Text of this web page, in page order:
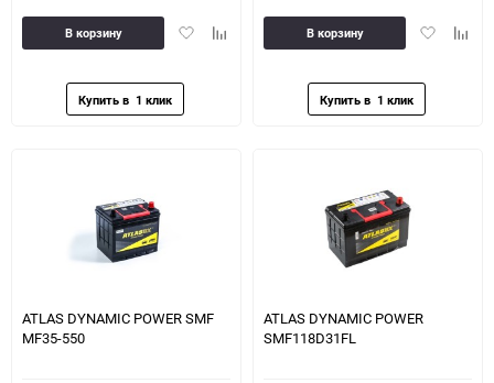
ДобавитьДобавить
В корзину
Добавить
В корзину
ATLAS DYNAMIC POWER SMF
MF35-550
ATLAS DYNAMIC POWER
SMF118D31FL